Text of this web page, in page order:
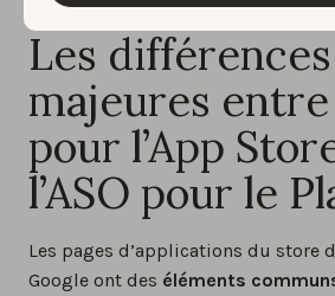
Les différences
majeures entre
pour l’App
l’ASO pour le
Les pages d’applications du store
Google ont des éléments